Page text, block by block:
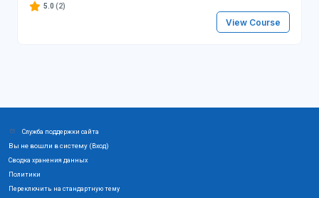
5.0 (2)
View Course
Служба поддержки сайта
Вы не вошли в систему (Вход)
Сводка хранения данных
Политики
Переключить на стандартную тему